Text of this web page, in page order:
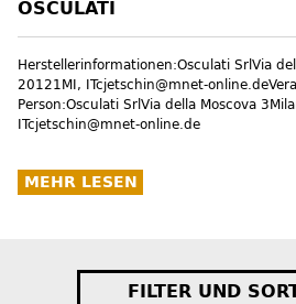
OSCULATI
Herstellerinformationen:Osculati SrlVia
20121MI, ITcjetschin@mnet-
Person:Osculati SrlVia della Moscova
ITcjetschin@mnet-online.de
MEHR LESEN
FILTER UND